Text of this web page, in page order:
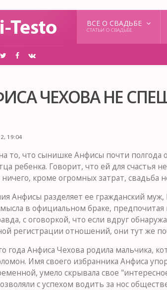
ВСЕ О СВАДЬБЕ
СТАТЬИ О СВАДЬБЕ
ЧЕХОВА НЕ
19:04
то, что сынишке Анфисы почти полгода
ребенка. Говорит, что ей для счастья
кроме огромных затрат, свадьба
Анфисы разделяет ее гражданский
в официальном браке, предпочитая
с оговоркой, что если вдруг
регистрации отношений, они тут же
года Анфиса Чехова родила мальчика,
Имя своего избранника Анфиса
умело скрывала свое
с успехом водить за нос